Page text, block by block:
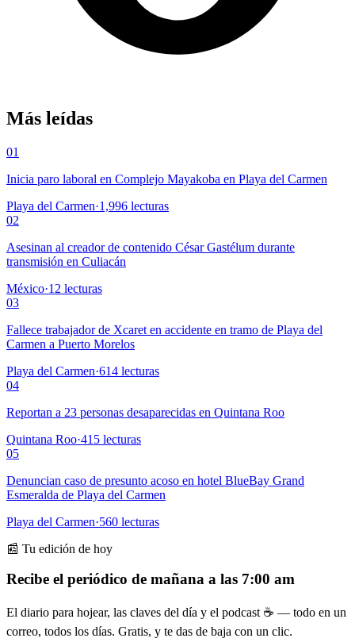
Más leídas
01
Inicia paro laboral en Complejo Mayakoba en Playa del Carmen
Playa del Carmen·1,996 lecturas
02
Asesinan al creador de contenido César Gastélum durante
transmisión en Culiacán
México·12 lecturas
03
Fallece trabajador de Xcaret en accidente en tramo de Playa del
Carmen a Puerto Morelos
Playa del Carmen·614 lecturas
04
Reportan a 23 personas desaparecidas en Quintana Roo
Quintana Roo·415 lecturas
05
Denuncian caso de presunto acoso en hotel BlueBay Grand
Esmeralda de Playa del Carmen
Playa del Carmen·560 lecturas
📰 Tu edición de hoy
Recibe el periódico de mañana a las 7:00 am
El diario para hojear, las claves del día y el podcast ☕ — todo en un
correo, todos los días. Gratis, y te das de baja con un clic.